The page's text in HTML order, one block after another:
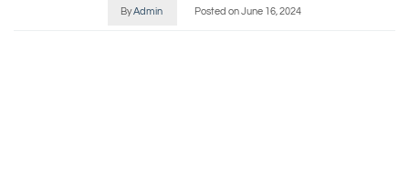
ByAdmin Posted onJune 16, 2024